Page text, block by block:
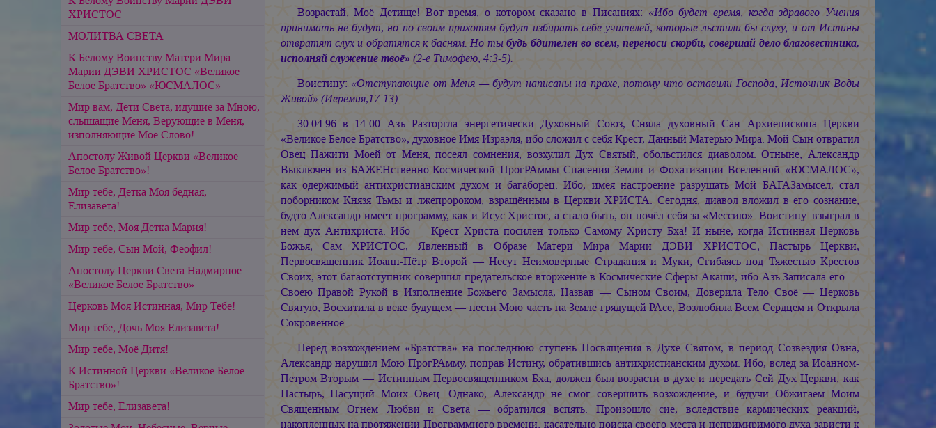
ХРИСТОС
МОЛИТВА СВЕТА
К Белому Воинству Матери Мира
Марии ДЭВИ ХРИСТОС «Великое
Белое Братство» «ЮСМАЛОС»
Мир вам, Дети Света, идущие за Мною,
слышащие Меня, Верующие в Меня,
изполняющие Моё Слово!
Апостолу Живой Церкви «Великое
Белое Братство»!
Мир тебе, Детка Моя бедная,
Елизавета!
Мир тебе, Моя Детка Мария!
Мир тебе, Сын Мой, Феофил!
Апостолу Церкви Света Надмирное
«Великое Белое Братство»
Церковь Моя Истинная, Мир Тебе!
Мир тебе, Дочь Моя Елизавета!
Мир тебе, Моё Дитя!
К Истинной Церкви «Великое Белое
Братство»!
Мир тебе, Елизавета!
Возрастай, Моё Детище! Вот время, о котором сказано в Писаниях: «Ибо будет время, когда здравого Учения
принимать не будут, но по своим прихотям будут избирать себе учителей, которые льстили бы слуху; и от Истины
отвратят слух и обратятся к басням. Но тыбудь бдителен во всём, переноси скорби, совершай дело благовестника,
исполняй служение твоё» (2-е Тимофею, 4:3-5).
Воистину: «Отступающие от Меня — будут написаны на прахе, потому что оставили Господа, Источник Воды
Живой» (Иеремия,17:13).
30.04.96 в 14-00 Азъ Разторгла энергетически Духовный Союз, Сняла духовный Сан Архиепископа Церкви
«Великое Белое Братство», духовное Имя Израэля, ибо сложил с себя Крест, Данный Матерью Мира. Мой Сын отвратил
Овец Пажити Моей от Меня, посеял сомнения, возхулил Дух Святый, обольстился диаволом. Отныне, Александр
Выключен из БАЖЕНственно-Космической ПрогРАммы Спасения Земли и Фохатизации Вселенной «ЮСМАЛОС»,
как одержимый антихристианским духом и багаборец. Ибо, имея настроение разрушать Мой БАГАЗамысел, стал
поборником Князя Тьмы и лжепророком, взращённым в Церкви ХРИСТА. Сегодня, диавол вложил в его сознание,
будто Александр имеет программу, как и Исус Христос, а стало быть, он почёл себя за «Мессию». Воистину: взыграл в
нём дух Антихриста. Ибо — Крест Христа посилен только Самому Христу Бха! И ныне, когда Истинная Церковь
Божья, Сам ХРИСТОС, Явленный в Образе Матери Мира Марии ДЭВИ ХРИСТОС, Пастырь Церкви,
Первосвященник Иоанн-Пётр Второй — Несут Неимоверные Страдания и Муки, Сгибаясь под Тяжестью Крестов
Своих, этот багаотступник совершил предательское вторжение в Космические Сферы Акаши, ибо Азъ Записала его —
Своею Правой Рукой в Изполнение Божьего Замысла, Назвав — Сыном Своим, Доверила Тело Своё — Церковь
Святую, Восхитила в веке будущем — нести Мою часть на Земле грядущей РАсе, Возлюбила Всем Сердцем и Открыла
Сокровенное.
Перед возхождением «Братства» на последнюю ступень Посвящения в Духе Святом, в период Созвездия Овна,
Александр нарушил Мою ПрогРАмму, поправ Истину, обратившись антихристианским духом. Ибо, вслед за Иоанном-
Петром Вторым — Истинным Первосвященником Бха, должен был возрасти в духе и передать Сей Дух Церкви, как
Пастырь, Пасущий Моих Овец. Однако, Александр не смог совершить возхождение, и будучи Обжигаем Моим
Священным Огнём Любви и Света — обратился вспять. Произошло сие, вследствие кармических реакций,
накопленных на протяжении Программного времени, касательно поиска своего места и непримиримого духа зависти к